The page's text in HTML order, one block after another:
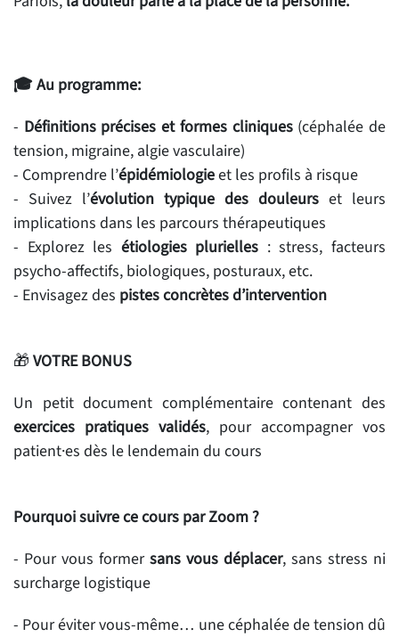
🎓 Au programme:
- Définitions précises et formes cliniques(céphalée de
tension, migraine, algie vasculaire)
- Comprendre l’épidémiologieet les profils à risque
- Suivez l’évolution typique des douleurs et leurs
implications dans les parcours thérapeutiques
- Explorez les étiologies plurielles : stress, facteurs
psycho-affectifs, biologiques, posturaux, etc.
- Envisagez des pistes concrètes d’intervention
🎁 VOTRE BONUS
Un petit document complémentaire contenant des
exercices pratiques validés, pour accompagner vos
patient·es dès le lendemain du cours
Pourquoi suivre ce cours par Zoom ?
- Pour vous former sans vous déplacer, sans stress ni
surcharge logistique
- Pour éviter vous-même… une céphalée de tension dû